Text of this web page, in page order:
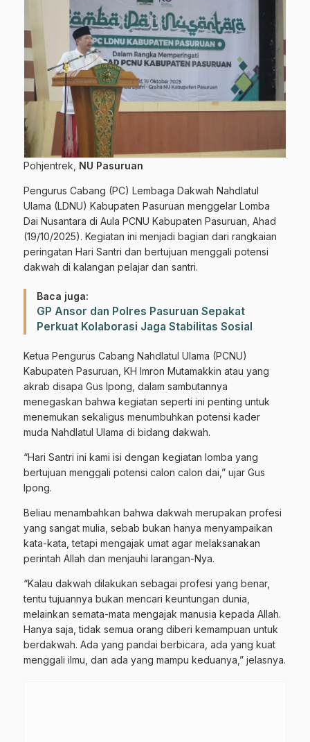
Pohjentrek, NU Pasuruan
Pengurus Cabang (PC) Lembaga Dakwah Nahdlatul
Ulama (LDNU) Kabupaten Pasuruan menggelar Lomba
Dai Nusantara di Aula PCNU Kabupaten Pasuruan, Ahad
(19/10/2025). Kegiatan ini menjadi bagian dari rangkaian
peringatan Hari Santri dan bertujuan menggali potensi
dakwah di kalangan pelajar dan santri.
Baca juga:
GP Ansor dan Polres Pasuruan Sepakat
Perkuat Kolaborasi Jaga Stabilitas Sosial
Ketua Pengurus Cabang Nahdlatul Ulama (PCNU)
Kabupaten Pasuruan, KH Imron Mutamakkin atau yang
akrab disapa Gus Ipong, dalam sambutannya
menegaskan bahwa kegiatan seperti ini penting untuk
menemukan sekaligus menumbuhkan potensi kader
muda Nahdlatul Ulama di bidang dakwah.
“Hari Santri ini kami isi dengan kegiatan lomba yang
bertujuan menggali potensi calon calon dai,” ujar Gus
Ipong.
Beliau menambahkan bahwa dakwah merupakan profesi
yang sangat mulia, sebab bukan hanya menyampaikan
kata-kata, tetapi mengajak umat agar melaksanakan
perintah Allah dan menjauhi larangan-Nya.
“Kalau dakwah dilakukan sebagai profesi yang benar,
tentu tujuannya bukan mencari keuntungan dunia,
melainkan semata-mata mengajak manusia kepada Allah.
Hanya saja, tidak semua orang diberi kemampuan untuk
berdakwah. Ada yang pandai berbicara, ada yang kuat
menggali ilmu, dan ada yang mampu keduanya,” jelasnya.